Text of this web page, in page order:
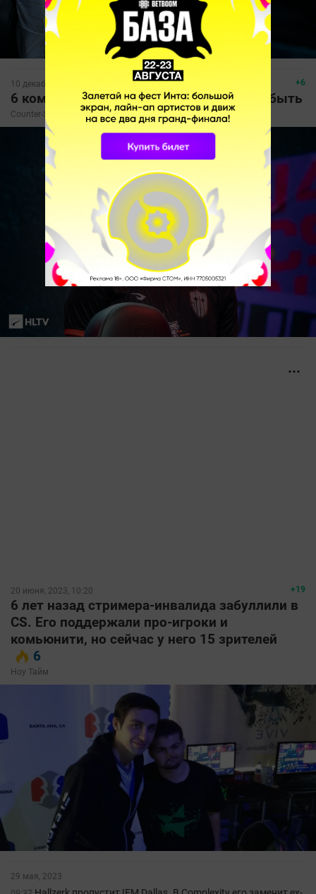
+6
10 декабря, 2023, 16:54
6 команд в CS:GO, о которых хочется забыть
Counter-Strike для бедных
+19
20 июня, 2023, 10:20
6 лет назад стримера-инвалида забуллили в
CS. Его поддержали про-игроки и
комьюнити, но сейчас у него 15 зрителей
6
Ноу Тайм
29 мая, 2023